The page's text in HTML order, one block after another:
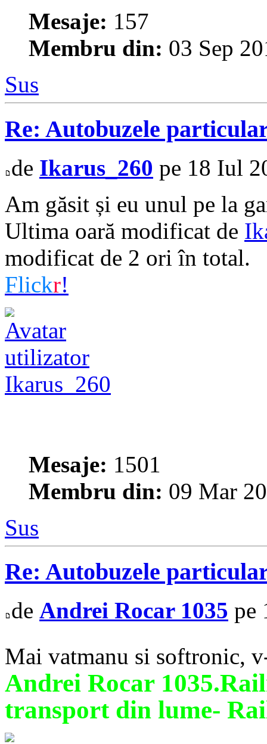
Mesaje: 157
Membru din: 03 Sep
Sus
Re: Autobuzele
de Ikarus_260 pe 18 Iul
Am găsit și eu unul pe la
Ultima oară modificat de
modificat de 2 ori în total.
Flickr!
Ikarus_260
Mesaje: 1501
Membru din: 09 Mar
Sus
Re: Autobuzele
de Andrei Rocar 1035 pe
Mai vatmanu si softronic,
Andrei Rocar
transport din lume-